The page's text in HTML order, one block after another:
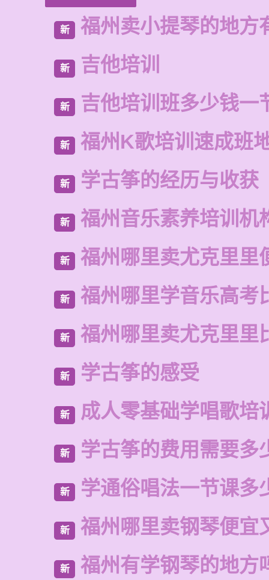
新 福州卖小提琴的地方
新 吉他培训
新 吉他培训班多少钱一
新 福州K歌培训速成班
新 学古筝的经历与收获
新 福州音乐素养培训机
新 福州哪里卖尤克里里
新 福州哪里学音乐高考
新 福州哪里卖尤克里里
新 学古筝的感受
新 成人零基础学唱歌培
新 学古筝的费用需要多
新 学通俗唱法一节课多
新 福州哪里卖钢琴便宜
新 福州有学钢琴的地方